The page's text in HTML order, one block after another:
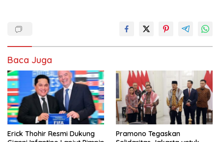
Baca Juga
Erick Thohir Resmi Dukung
Pramono Tegaskan